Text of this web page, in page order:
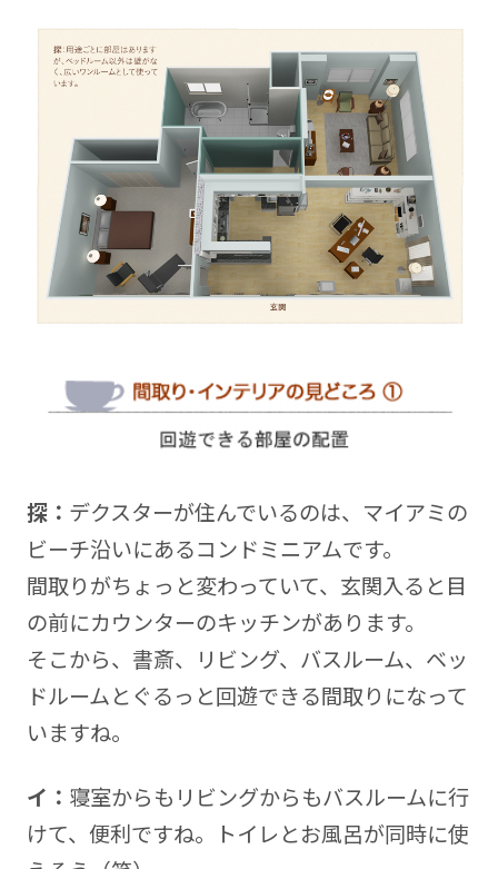
探： デクスターが住んでいるのは、マイアミの
ビーチ沿いにあるコンドミニアムです。
間取りがちょっと変わっていて、玄関入ると目
の前にカウンターのキッチンがあります。
そこから、書斎、リビング、バスルーム、ベッ
ドルームとぐるっと回遊できる間取りになって
いますね。
イ： 寝室からもリビングからもバスルームに行
けて、便利ですね。トイレとお風呂が同時に使